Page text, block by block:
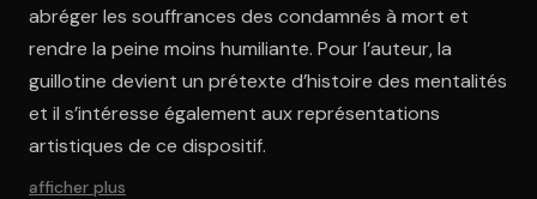
abréger les souffrances des condamnés à mort et
rendre la peine moins humiliante. Pour l’auteur, la
guillotine devient un prétexte d’histoire des mentalités
et il s’intéresse également aux représentations
artistiques de ce dispositif.
afficher plus